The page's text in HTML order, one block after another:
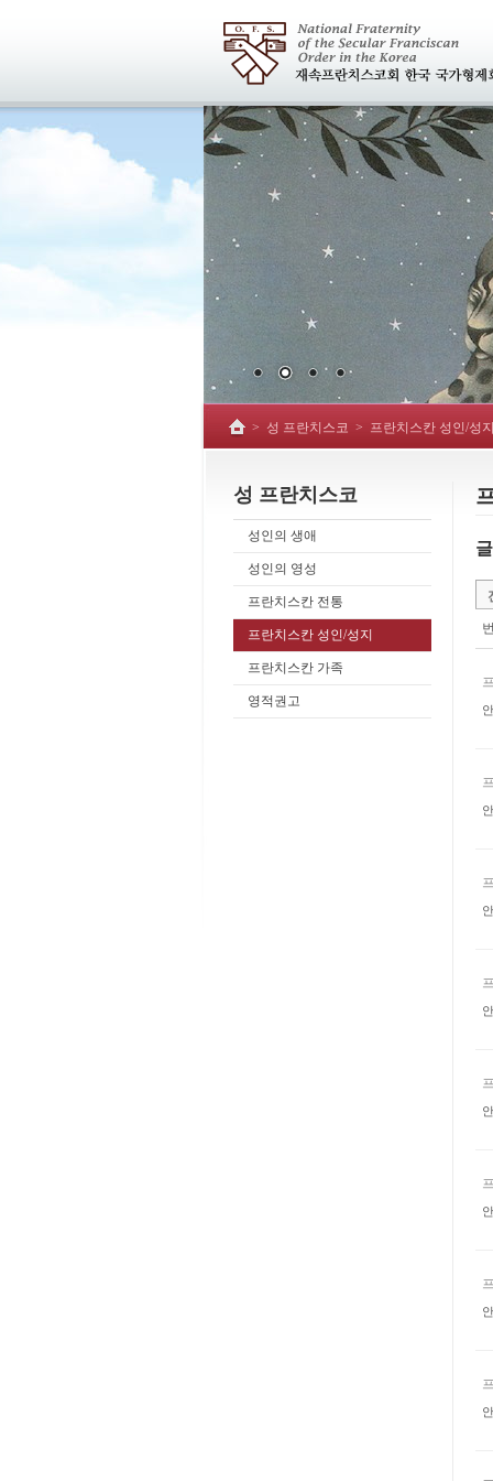
> 성 프란치스코 > 프란치스칸 성인/성
성 프란치스코
성인의 생애
성인의 영성
프란치스칸 전통
프란치스칸 성인/성지
프란치스칸 가족
영적권고